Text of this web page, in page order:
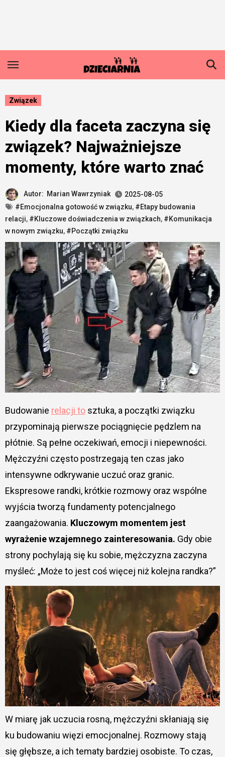
Związek
Kiedy dla faceta zaczyna się
związek? Najważniejsze
momenty, które warto znać
Autor: Marian Wawrzyniak
2025-08-05
#Emocjonalna gotowość w związku, #Etapy budowania
relacji, #Kluczowe doświadczenia w związkach, #Komunikacja
w nowym związku, #Początki związku
Budowanie relacji tosztuka, a początki związku
przypominają pierwsze pociągnięcie pędzlem na
płótnie. Są pełne oczekiwań, emocji i niepewności.
Mężczyźni często postrzegają ten czas jako
intensywne odkrywanie uczuć oraz granic.
Ekspresowe randki, krótkie rozmowy oraz wspólne
wyjścia tworzą fundamenty potencjalnego
zaangażowania. Kluczowym momentem jest
wyrażenie wzajemnego zainteresowania. Gdy obie
strony pochylają się ku sobie, mężczyzna zaczyna
myśleć: „Może to jest coś więcej niż kolejna randka?”
W miarę jak uczucia rosną, mężczyźni skłaniają się
ku budowaniu więzi emocjonalnej. Rozmowy stają
się głębsze, a ich tematy bardziej osobiste. To czas,